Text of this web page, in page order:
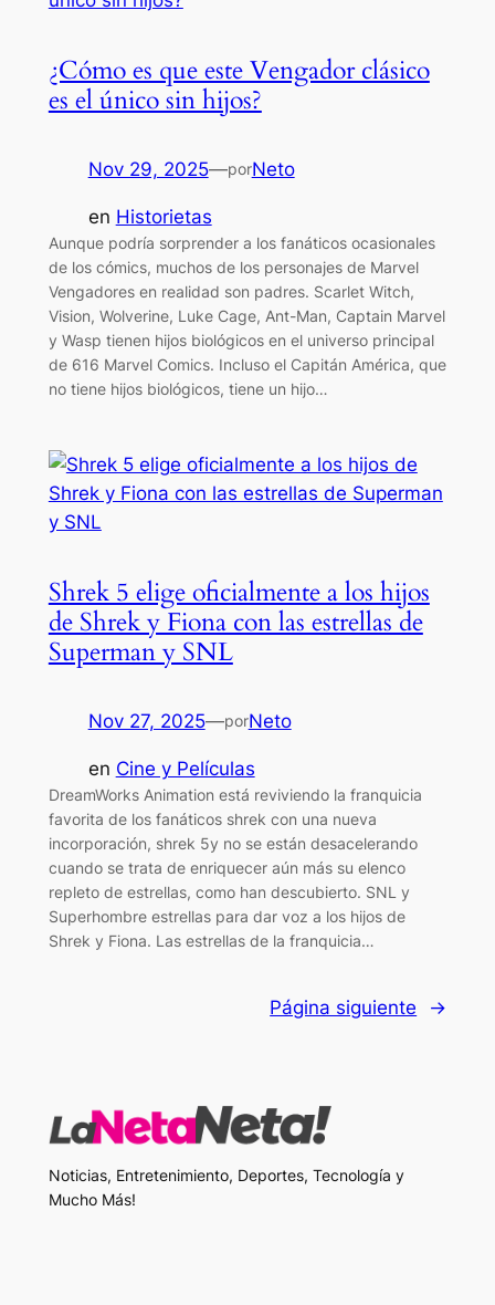
¿Cómo es que este Vengador clásico
es el único sin hijos?
Nov 29, 2025—porNeto
en Historietas
Aunque podría sorprender a los fanáticos ocasionales
de los cómics, muchos de los personajes de Marvel
Vengadores en realidad son padres. Scarlet Witch,
Vision, Wolverine, Luke Cage, Ant-Man, Captain Marvel
y Wasp tienen hijos biológicos en el universo principal
de 616 Marvel Comics. Incluso el Capitán América, que
no tiene hijos biológicos, tiene un hijo…
Shrek 5 elige oficialmente a los hijos
de Shrek y Fiona con las estrellas de
Superman y SNL
Nov 27, 2025—porNeto
en Cine y Películas
DreamWorks Animation está reviviendo la franquicia
favorita de los fanáticos shrek con una nueva
incorporación, shrek 5y no se están desacelerando
cuando se trata de enriquecer aún más su elenco
repleto de estrellas, como han descubierto. SNL y
Superhombre estrellas para dar voz a los hijos de
Shrek y Fiona. Las estrellas de la franquicia…
Página siguiente →
Noticias, Entretenimiento, Deportes, Tecnología y
Mucho Más!